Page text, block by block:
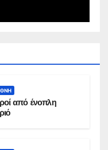
από ένοπλη